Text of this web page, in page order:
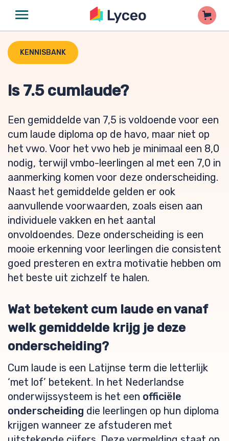
KENNISBANK
Is 7.5 cumlaude?
Een gemiddelde van 7,5 is voldoende voor een
cum laude diploma op de havo, maar niet op
het vwo. Voor het vwo heb je minimaal een 8,0
nodig, terwijl vmbo-leerlingen al met een 7,0 in
aanmerking komen voor deze onderscheiding.
Naast het gemiddelde gelden er ook
aanvullende voorwaarden, zoals eisen aan
individuele vakken en het aantal
onvoldoendes. Deze onderscheiding is een
mooie erkenning voor leerlingen die consistent
goed presteren en extra motivatie hebben om
het beste uit zichzelf te halen.
Wat betekent cum laude en vanaf
welk gemiddelde krijg je deze
onderscheiding?
Cum laude is een Latijnse term die letterlijk
‘met lof’ betekent. In het Nederlandse
onderwijssysteem is het een officiële
onderscheiding die leerlingen op hun diploma
krijgen wanneer ze afstuderen met